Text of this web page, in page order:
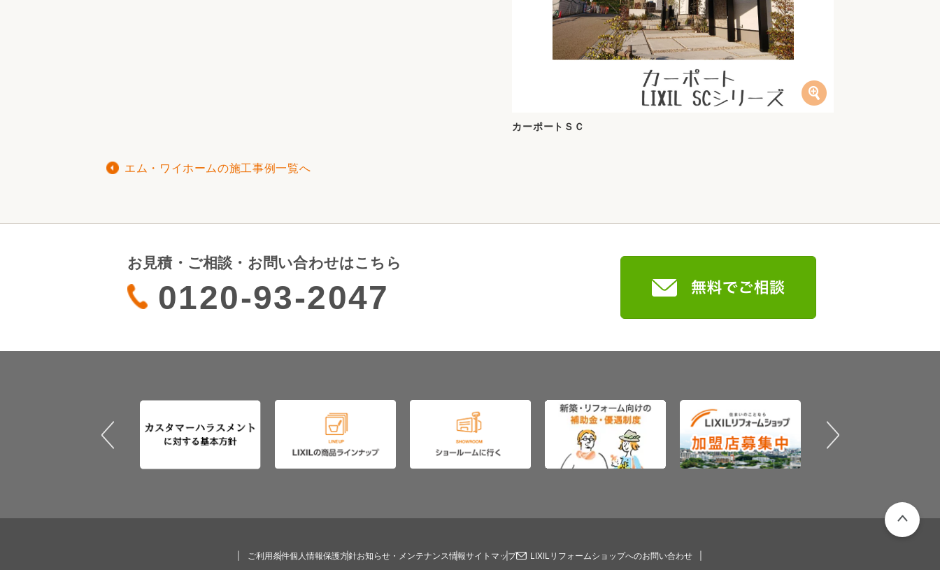
カーポートＳＣ
エム・ワイホームの施工事例一覧へ
お見積・ご相談・お問い合わせはこちら
0120-93-2047
ご利用条件個人情報保護方針お知らせ・メンテナンス情報サイトマップ LIXILリフォームショップへのお問い合わせ